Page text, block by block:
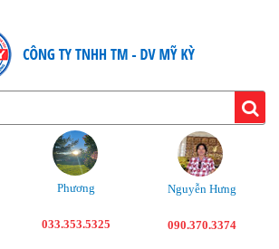
Phương
033.353.5325
Nguyễn Hưng
090.370.3374